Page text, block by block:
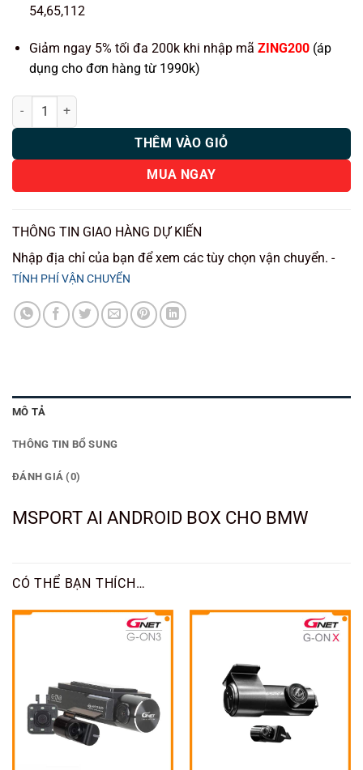
54,65,112
Giảm ngay 5% tối đa 200k khi nhập mã ZING200 (áp
dụng cho đơn hàng từ 1990k)
MSPORT AI ANDROID BOX CHO BMW CHÍNH HÃNG số lượng
THÊM VÀO GIỎ
MUA NGAY
THÔNG TIN GIAO HÀNG DỰ KIẾN
Nhập địa chỉ của bạn để xem các tùy chọn vận chuyển. -
TÍNH PHÍ VẬN CHUYỂN
MÔ TẢ
THÔNG TIN BỔ SUNG
ĐÁNH GIÁ (0)
MSPORT AI ANDROID BOX CHO BMW
CÓ THỂ BẠN THÍCH…